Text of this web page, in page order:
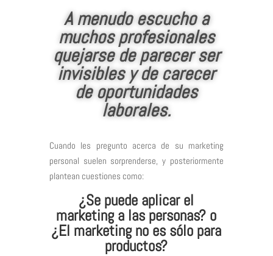
A menudo escucho a
muchos profesionales
quejarse de parecer ser
invisibles y de carecer
de oportunidades
laborales.
Cuando les pregunto acerca de su marketing
personal suelen sorprenderse, y posteriormente
plantean cuestiones como:
¿Se puede aplicar el
marketing a las personas? o
¿El marketing no es sólo para
productos?